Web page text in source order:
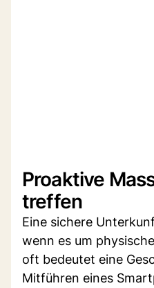
Proaktive
treffen
Eine sichere
wenn es um
oft bedeutet eine
Mitführen eines